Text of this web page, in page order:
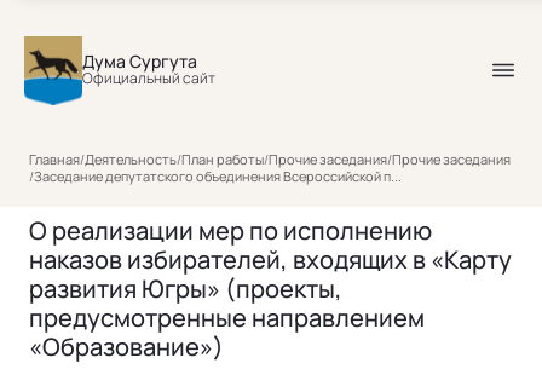
Дума Сургута
Официальный сайт
Главная/Деятельность/План работы/Прочие заседания/Прочие заседания
/Заседание депутатского объединения Всероссийской п...
О реализации мер по исполнению
наказов избирателей, входящих в «Карту
развития Югры» (проекты,
предусмотренные направлением
«Образование»)